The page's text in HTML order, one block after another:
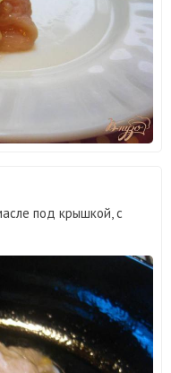
под крышкой, с